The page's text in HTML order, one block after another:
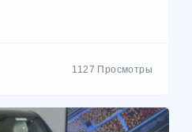
1127 Просмотры